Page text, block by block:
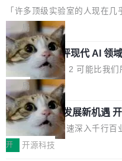
的严苛使用需求。 澎湃功率
600PG5 AI TOP具备强悍输出
机身尺寸大幅精简。整机长度
功率段机身尺寸十分紧凑的
巧机身有效提升市面主流标准
元。数字广告与公共关系相关
25年的8463亿美元扩张至
元。数字的背后是一个清晰
业化营销服务的需求从未如此
的同时,服务商的竞争逻辑正在
Agency年度合辑的观察指出,“
者最近的载体,在整个品牌营销
高了。全域营销服务商的竞争
度,案例厚度、全域覆盖、多
了
「许多顶级实验室的人现在几
且他们认为 ICLR/ICML/
度宣传和欺诈。」 OpenAI 研
n 这条推文引发了广泛讨论。
话，他是说出了一个圈内人尽
破的事实。 Jordan 随后补充
「我不认为这些会议上大部分
或造假。问题是，作为读者，
看起来最令人兴奋的论文，那
度宣传的。」 这才是真正的痛
都有问题，是最吸引眼球的那
局
xAI 前工程师评现代 AI 领
3 开源项目
Flash Attention 2 可能比我们
这句话不是来自某个技术博客
Pham 的一条推文。Hieu
的早期工程师之一，在 Grok
工作过。近日他在 X 上发了一
认为现代 AI 领域最重要的三
局
共商智能硬件发展新机遇
硬件开发者日杭州站即将举
随着万物智联加速深入千行百
单点设备迈向智能化、网联化
开 开源科技